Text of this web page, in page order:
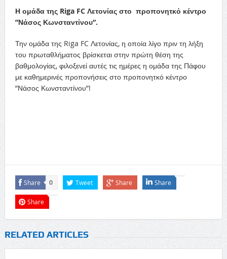
Η ομάδα της Riga FC Λετονίας στο προπονητκό κέντρο
”Νάσος Κωνσταντίνου”.
Την ομάδα της Riga FC Λετονίας, η οποία λίγο πριν τη λήξη
του πρωταθλήματος βρίσκεται στην πρώτη θέση της
βαθμολογίας, φιλοξενεί αυτές τις ημέρες η ομάδα της Πάφου
με καθημερινές προπονήσεις στο προπονητκό κέντρο
”Νάσος Κωνσταντίνου”!
Share 0 Tweet Share Share
Share
RELATED ARTICLES